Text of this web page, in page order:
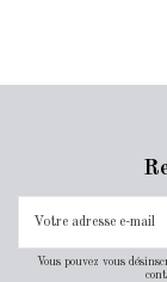
Vous pouvez vous